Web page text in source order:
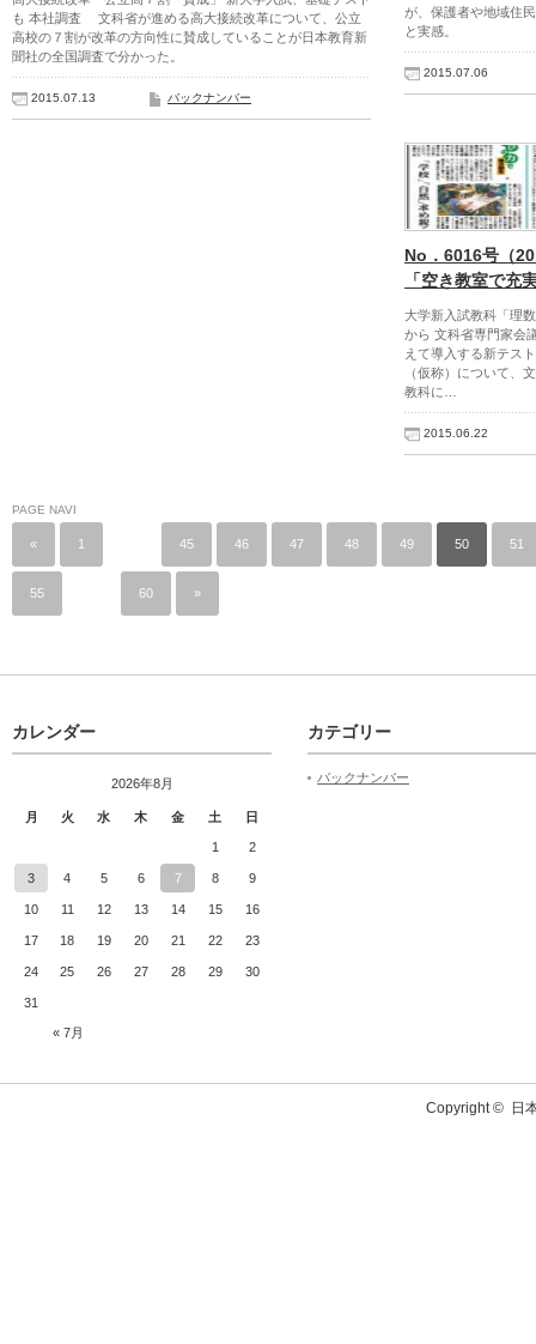
も 本社調査 文科省が進める高大接続改革について、公立
高校の７割が改革の方向性に賛成していることが日本教育新
聞社の全国調査で分かった。
2015.07.13 バックナンバー
が、保護者や地域住
と実感。
2015.07.06
No．6016号（
「空き教室で充
大学新入試教科「理
から 文科省専門家
えて導入する新テス
（仮称）について、
教科に…
2015.06.22
PAGE NAVI
« 1 45 46 47 48 49 50 51
55 60 »
カレンダー
2026年8月
月 火 水 木 金 土 日
« 7月
1 2
3 4 5 6 7 8 9
10 11 12 13 14 15 16
17 18 19 20 21 22 23
24 25 26 27 28 29 30
31
カテゴリー
バックナンバー
Copyright © 日